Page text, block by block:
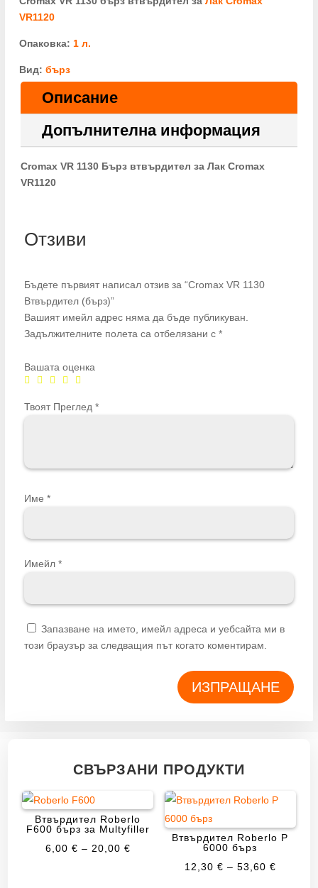
VR1120
Опаковка: 1 л.
Вид: бърз
Описание
Допълнителна информация
Cromax VR 1130 Бърз втвърдител за Лак Cromax
VR1120
Отзиви
Бъдете първият написал отзив за “Cromax VR 1130
Втвърдител (бърз)”
Вашият имейл адрес няма да бъде публикуван.
Задължителните полета са отбелязани с*
Вашата оценка
Твоят Преглед*
Име*
Имейл*
Запазване на името, имейл адреса и уебсайта ми в
този браузър за следващия път когато коментирам.
ИЗПРАЩАНЕ
СВЪРЗАНИ ПРОДУКТИ
Втвърдител Roberlo
F600 бърз за Multyfiller
6,00 € – 20,00 €PRICE
Втвърдител Roberlo P
6000 бърз
12,30 € – 53,60 €PRICE